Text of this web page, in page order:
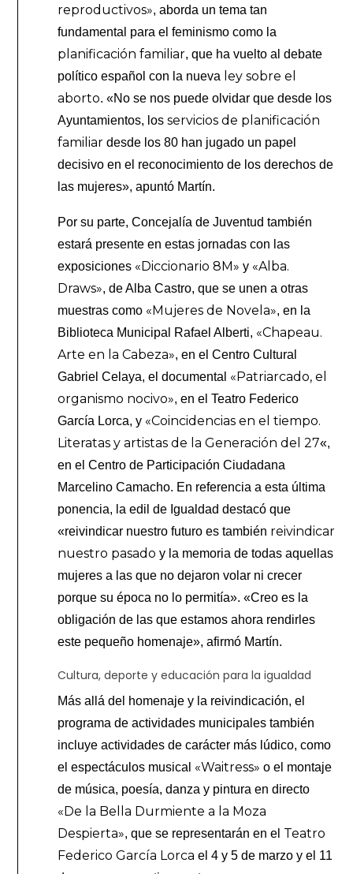
reproductivos», aborda un tema tan
fundamental para el feminismo como la
planificación familiar, que ha vuelto al debate
político español con la nueva ley sobre el
aborto. «No se nos puede olvidar que desde los
Ayuntamientos, los servicios de planificación
familiar desde los 80 han jugado un papel
decisivo en el reconocimiento de los derechos de
las mujeres», apuntó Martín.
Por su parte, Concejalía de Juventud también
estará presente en estas jornadas con las
exposiciones «Diccionario 8M» y «Alba.
Draws», de Alba Castro, que se unen a otras
muestras como «Mujeres de Novela», en la
Biblioteca Municipal Rafael Alberti, «Chapeau.
Arte en la Cabeza», en el Centro Cultural
Gabriel Celaya, el documental «Patriarcado, el
organismo nocivo», en el Teatro Federico
García Lorca, y «Coincidencias en el tiempo.
Literatas y artistas de la Generación del 27«,
en el Centro de Participación Ciudadana
Marcelino Camacho. En referencia a esta última
ponencia, la edil de Igualdad destacó que
«reivindicar nuestro futuro es también reivindicar
nuestro pasado y la memoria de todas aquellas
mujeres a las que no dejaron volar ni crecer
porque su época no lo permitía». «Creo es la
obligación de las que estamos ahora rendirles
este pequeño homenaje», afirmó Martín.
Cultura, deporte y educación para la igualdad
Más allá del homenaje y la reivindicación, el
programa de actividades municipales también
incluye actividades de carácter más lúdico, como
el espectáculos musical «Waitress» o el montaje
de música, poesía, danza y pintura en directo
«De la Bella Durmiente a la Moza
Despierta», que se representarán en el Teatro
Federico García Lorca el 4 y 5 de marzo y el 11